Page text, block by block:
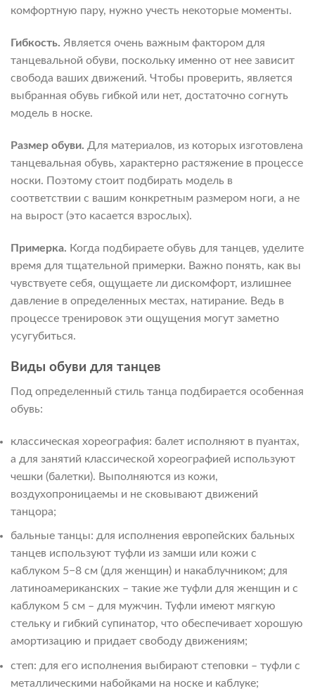
комфортную пару, нужно учесть некоторые моменты.
Гибкость. Является очень важным фактором для
танцевальной обуви, поскольку именно от нее зависит
свобода ваших движений. Чтобы проверить, является
выбранная обувь гибкой или нет, достаточно согнуть
модель в носке.
Размер обуви. Для материалов, из которых изготовлена
танцевальная обувь, характерно растяжение в процессе
носки. Поэтому стоит подбирать модель в
соответствии с вашим конкретным размером ноги, а не
на вырост (это касается взрослых).
Примерка. Когда подбираете обувь для танцев, уделите
время для тщательной примерки. Важно понять, как вы
чувствуете себя, ощущаете ли дискомфорт, излишнее
давление в определенных местах, натирание. Ведь в
процессе тренировок эти ощущения могут заметно
усугубиться.
Виды обуви для танцев
Под определенный стиль танца подбирается особенная
обувь:
классическая хореография: балет исполняют в пуантах,
а для занятий классической хореографией используют
чешки (балетки). Выполняются из кожи,
воздухопроницаемы и не сковывают движений
танцора;
бальные танцы: для исполнения европейских бальных
танцев используют туфли из замши или кожи с
каблуком 5−8 см (для женщин) и накаблучником; для
латиноамериканских – такие же туфли для женщин и с
каблуком 5 см – для мужчин. Туфли имеют мягкую
стельку и гибкий супинатор, что обеспечивает хорошую
амортизацию и придает свободу движениям;
степ: для его исполнения выбирают степовки – туфли с
металлическими набойками на носке и каблуке;